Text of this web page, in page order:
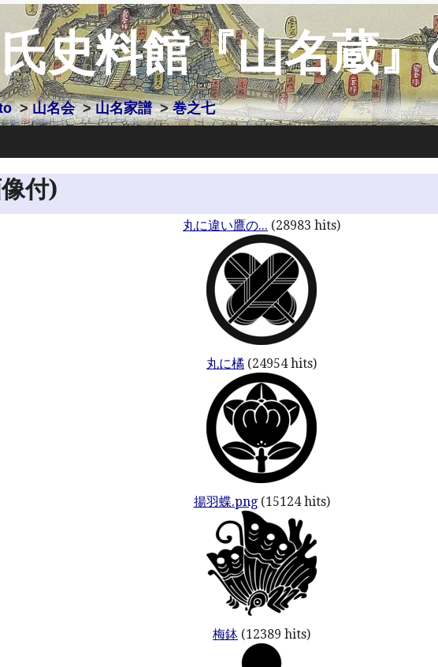
史料館『山名蔵
>山名会>山名家譜>巻之七
付)
丸に違い鷹の... (28983 hits)
丸に橘 (24954 hits)
揚羽蝶.png(15124 hits)
梅鉢 (12389 hits)